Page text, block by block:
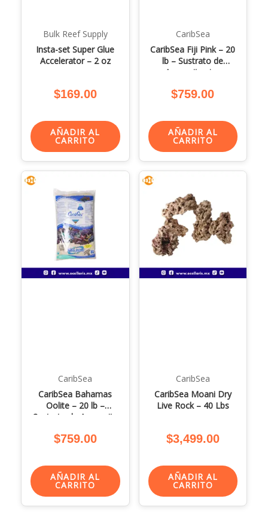
Bulk Reef Supply
Insta-set Super Glue
Accelerator – 2 oz
$169.00
AÑADIR AL
CARRITO
CaribSea
CaribSea Fiji Pink – 20
lb – Sustrato de
Aragonita viva
$759.00
AÑADIR AL
CARRITO
CaribSea
CaribSea Bahamas
Oolite – 20 lb –
Sustrato de Aragonita
$759.00
AÑADIR AL
CARRITO
CaribSea
CaribSea Moani Dry
Live Rock – 40 Lbs
$3,499.00
AÑADIR AL
CARRITO